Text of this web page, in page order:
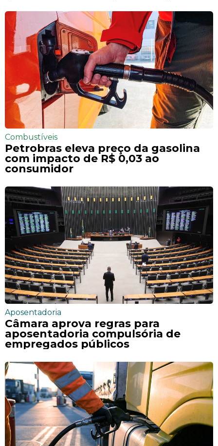
Combustíveis
Petrobras eleva preço da gasolina
com impacto de R$ 0,03 ao
consumidor
Aposentadoria
Câmara aprova regras para
aposentadoria compulsória de
empregados públicos